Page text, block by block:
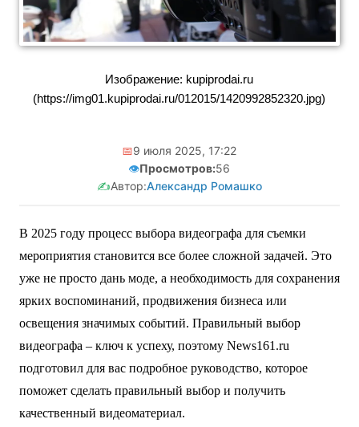
Изображение: kupiprodai.ru
(https://img01.kupiprodai.ru/012015/1420992852320.jpg)
📅9 июля 2025, 17:22
👁️Просмотров:56
✍️Автор:Александр Ромашко
В 2025 году процесс выбора видеографа для съемки
мероприятия становится все более сложной задачей. Это
уже не просто дань моде, а необходимость для сохранения
ярких воспоминаний, продвижения бизнеса или
освещения значимых событий. Правильный выбор
видеографа – ключ к успеху, поэтому News161.ru
подготовил для вас подробное руководство, которое
поможет сделать правильный выбор и получить
качественный видеоматериал.